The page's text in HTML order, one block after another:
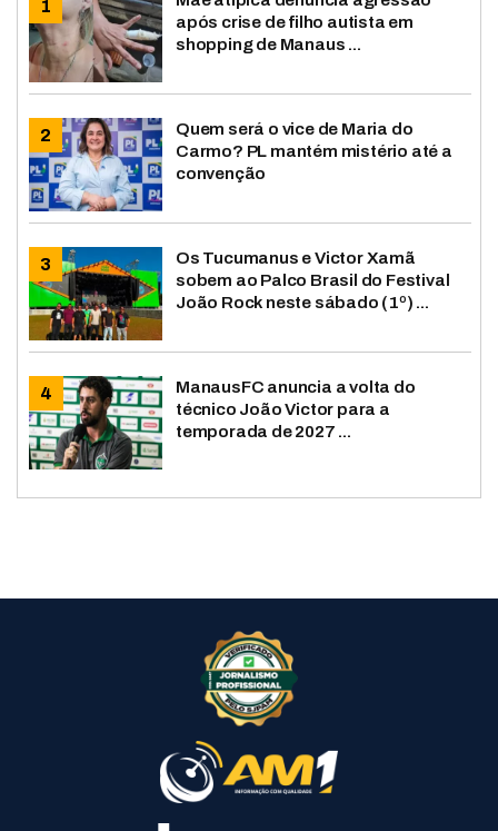
após crise de filho autista em
shopping de Manaus ...
Quem será o vice de Maria do
Carmo? PL mantém mistério até a
convenção
Os Tucumanus e Victor Xamã
sobem ao Palco Brasil do Festival
João Rock neste sábado (1º) ...
ManausFC anuncia a volta do
técnico João Victor para a
temporada de 2027 ...